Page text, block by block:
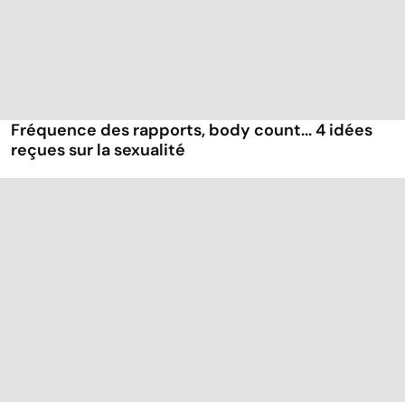
Fréquence des rapports, body count... 4 idées
reçues sur la sexualité